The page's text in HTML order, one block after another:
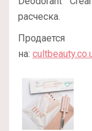
расческа.
Продается
на: